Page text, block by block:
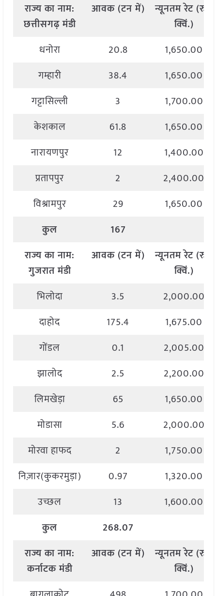
राज्यकानाम:
छत्तीसगढ़ मंडी
आवक (टनमें) न्यूनतमरेट (रु
क्विं.)
धनोरा
20.8
1,650.00
गम्हारी
38.4
1,650.00
गट्टासिल्ली
3
1,700.00
केशकाल
61.8
1,650.00
नारायणपुर
12
1,400.00
प्रतापपुर
2
2,400.00
विश्रामपुर
29
1,650.00
कुल
167
राज्यकानाम:
गुजरात मंडी
आवक (टनमें) न्यूनतमरेट (रु
क्विं.)
भिलोदा
3.5
2,000.00
दाहोद
175.4
1,675.00
गोंडल
0.1
2,005.00
झालोद
2.5
2,200.00
लिमखेड़ा
65
1,650.00
मोडासा
5.6
2,000.00
मोरवा हाफद
2
1,750.00
निज़ार(कुकरमुड़ा)
0.97
1,320.00
उच्छल
13
1,600.00
कुल
268.07
राज्यकानाम:
कर्नाटक मंडी
आवक (टनमें) न्यूनतमरेट (रु
क्विं.)